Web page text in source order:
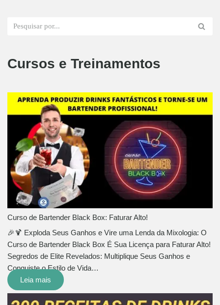
Cursos e Treinamentos
Curso de Bartender Black Box: Faturar Alto!
🎉🍹 Exploda Seus Ganhos e Vire uma Lenda da Mixologia: O
Curso de Bartender Black Box É Sua Licença para Faturar Alto!
Segredos de Elite Revelados: Multiplique Seus Ganhos e
Conquiste o Estilo de Vida…
Leia mais